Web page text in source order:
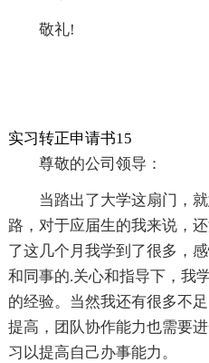
敬礼!
实习转正申请书15
尊敬的公司领导：
当踏出了大学这扇门，
路，对于应届生的我来说，
了这几个月我学到了很多，
和同事的.关心和指导下，我
的经验。当然我还有很多不
提高，团队协作能力也需要
习以提高自己办事能力。